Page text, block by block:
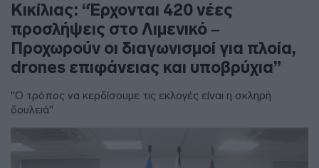
Κικίλιας: “Έρχονται 420 νέες
προσλήψεις στο Λιμενικό –
Προχωρούν οι διαγωνισμοί για πλοία,
drones επιφάνειας και υποβρύχια”
"Ο τρόπος να κερδίσουμε τις εκλογές είναι η σκληρή
δουλειά"